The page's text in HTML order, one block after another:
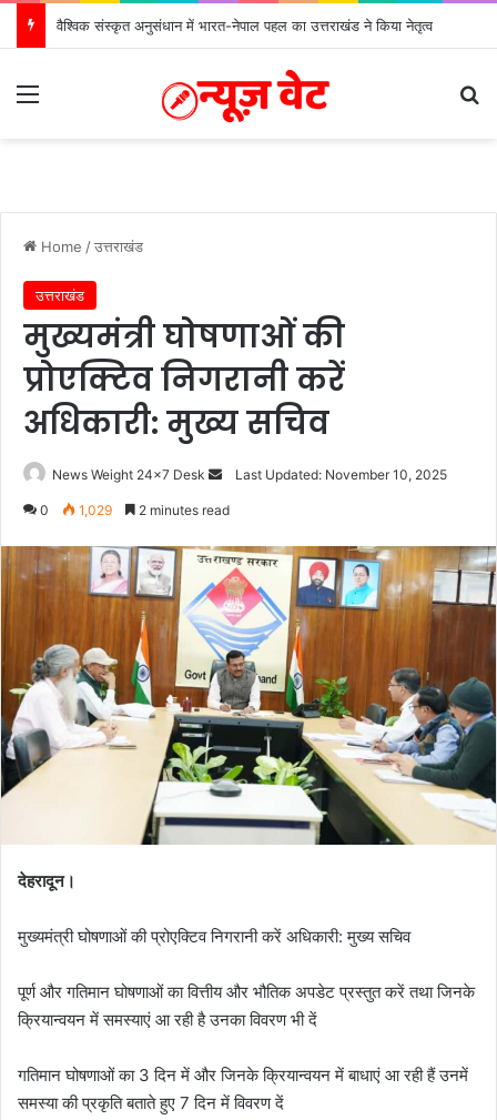
डाॅ. रावत ने ऋण मुक्त ब्याज योजना की साझा की सफलता
Home /उत्तराखंड
उत्तराखंड
मुख्यमंत्री घोषणाओं की
प्रोएक्टिव निगरानी करें
अधिकारी: मुख्य सचिव
News Weight 24x7 Desk
d
a
n
e
m
a
i
Last Updated: November 10, 2025
0 1,029 2 minutes read
देहरादून।
मुख्यमंत्री घोषणाओं की प्रोएक्टिव निगरानी करें अधिकारी: मुख्य सचिव
पूर्ण और गतिमान घोषणाओं का वित्तीय और भौतिक अपडेट प्रस्तुत करें तथा जिनके
क्रियान्वयन में समस्याएं आ रही है उनका विवरण भी दें
गतिमान घोषणाओं का 3 दिन में और जिनके क्रियान्वयन में बाधाएं आ रही हैं उनमें
समस्या की प्रकृति बताते हुए 7 दिन में विवरण दें